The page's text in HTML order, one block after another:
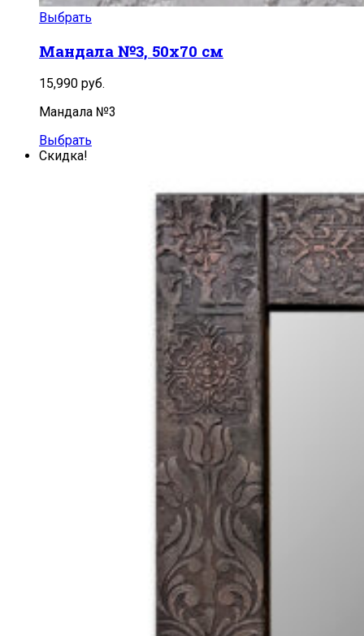
Выбрать
Мандала №3, 50х70 см
15,990 руб.
Мандала №3
Выбрать
Скидка!